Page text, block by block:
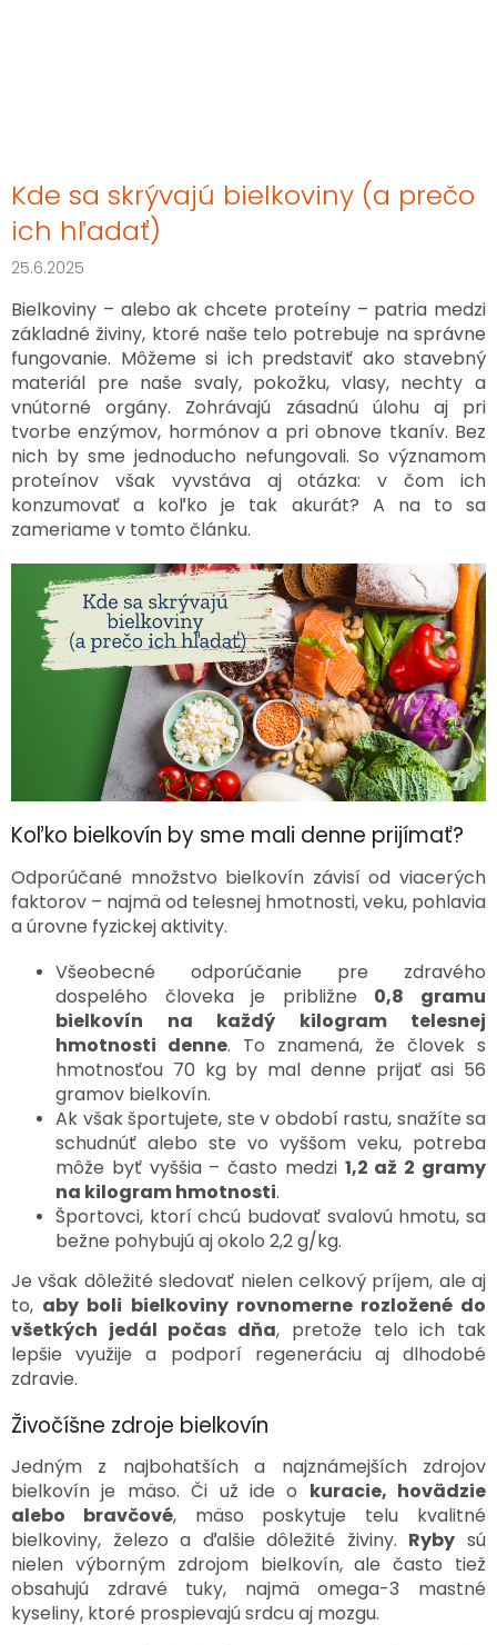
Kde sa skrývajú bielkoviny (a prečo
ich hľadať)
25.6.2025
Bielkoviny – alebo ak chcete proteíny – patria medzi
základné živiny, ktoré naše telo potrebuje na správne
fungovanie. Môžeme si ich predstaviť ako stavebný
materiál pre naše svaly, pokožku, vlasy, nechty a
vnútorné orgány. Zohrávajú zásadnú úlohu aj pri
tvorbe enzýmov, hormónov a pri obnove tkanív. Bez
nich by sme jednoducho nefungovali. So významom
proteínov však vyvstáva aj otázka: v čom ich
konzumovať a koľko je tak akurát? A na to sa
zameriame v tomto článku.
Koľko bielkovín by sme mali denne prijímať?
Odporúčané množstvo bielkovín závisí od viacerých
faktorov – najmä od telesnej hmotnosti, veku, pohlavia
a úrovne fyzickej aktivity.
Všeobecné odporúčanie pre zdravého
dospelého človeka je približne 0,8 gramu
bielkovín na každý kilogram telesnej
hmotnosti denne. To znamená, že človek s
hmotnosťou 70 kg by mal denne prijať asi 56
gramov bielkovín.
Ak však športujete, ste v období rastu, snažíte sa
schudnúť alebo ste vo vyššom veku, potreba
môže byť vyššia – často medzi 1,2 až 2 gramy
na kilogram hmotnosti.
Športovci, ktorí chcú budovať svalovú hmotu, sa
bežne pohybujú aj okolo 2,2 g/kg.
Je však dôležité sledovať nielen celkový príjem, ale aj
to, aby boli bielkoviny rovnomerne rozložené do
všetkých jedál počas dňa, pretože telo ich tak
lepšie využije a podporí regeneráciu aj dlhodobé
zdravie.
Živočíšne zdroje bielkovín
Jedným z najbohatších a najznámejších zdrojov
bielkovín je mäso. Či už ide o kuracie, hovädzie
alebo bravčové, mäso poskytuje telu kvalitné
bielkoviny, železo a ďalšie dôležité živiny. Ryby sú
nielen výborným zdrojom bielkovín, ale často tiež
obsahujú zdravé tuky, najmä omega-3 mastné
kyseliny, ktoré prospievajú srdcu aj mozgu.